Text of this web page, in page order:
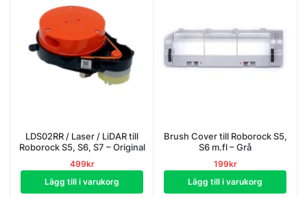
LDS02RR / Laser / LiDAR till
Roborock S5, S6, S7 – Original
499kr
Lägg till i varukorg
Brush Cover till Roborock S5,
S6 m.fl – Grå
199kr
Lägg till i varukorg